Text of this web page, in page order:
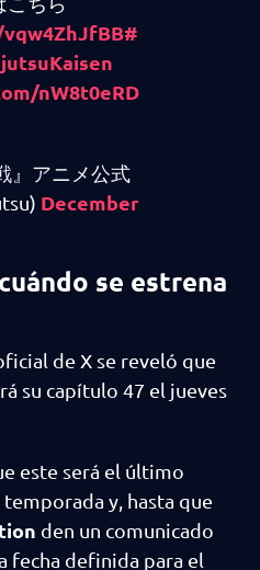
#
nW8t0eRD
』アニメ公式
December
se estrena
de X se reveló que
su capítulo 47 el jueves
este será el último
y, hasta que
den un comunicado
fecha definida para el